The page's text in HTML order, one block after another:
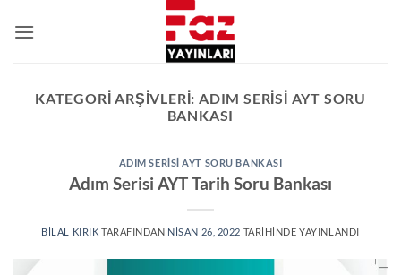
atla
KATEGORI ARŞIVLERI: ADIM SERISI AYT SORU
BANKASI
ADIM SERISI AYT SORU BANKASI
Adım Serisi AYT Tarih Soru Bankası
BILAL KIRIK TARAFINDAN NISAN 26, 2022 TARIHINDE YAYINLANDI